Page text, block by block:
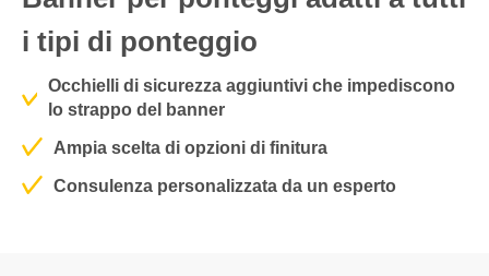
i tipi di ponteggio
Occhielli di sicurezza aggiuntivi che impediscono
lo strappo del banner
Ampia scelta di opzioni di finitura
Consulenza personalizzata da un esperto